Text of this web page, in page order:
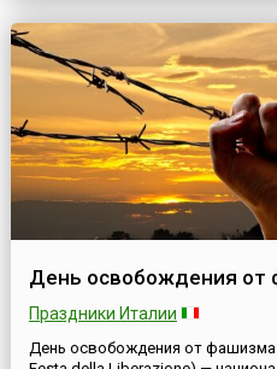
людей, ко...
День освобождения от
Праздники Италии
День освобождения от фашизма